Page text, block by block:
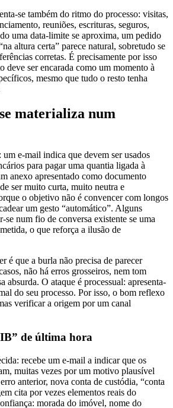
reuniões, escrituras, seguros,
uma data-limite se aproxima, um pedido
altura certa” parece natural, sobretudo se
corretas. É precisamente por isso
deve ser encarada como um momento à
mesmo que tudo o resto tenha
para pagar uma quantia ligada à
anexo apresentado como documento
ser muito curta, muito neutra e
o objetivo não é convencer com longos
um gesto “automático”. Alguns
num fio de conversa existente se uma
o que reforça a ilusão de
não há erros grosseiros, nem tom
absurda. O ataque é processual: apresenta-
do seu processo. Por isso, o bom reflexo
verificar a origem por um canal
muitas vezes por um motivo plausível
anterior, nova conta de custódia, “conta
cita por vezes elementos reais do
morada do imóvel, nome do
data da reunião. Em alguns casos,